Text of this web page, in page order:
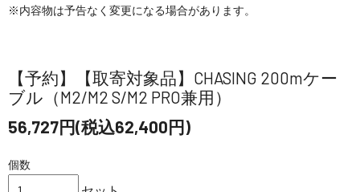
※内容物は予告なく変更になる場合があります。
【予約】【取寄対象品】CHASING 200mケー
ブル（M2/M2 S/M2 PRO兼用）
56,727円(税込62,400円)
個数